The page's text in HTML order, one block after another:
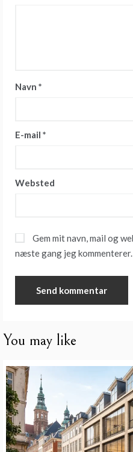
Navn *
E-mail *
Websted
Gem mit navn, mail og
næste gang jeg kommenterer.
You may like